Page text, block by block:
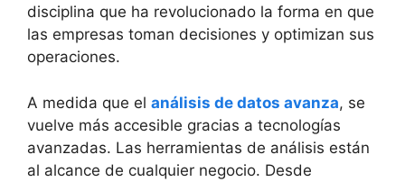
disciplina que ha revolucionado la forma en que
las empresas toman decisiones y optimizan sus
operaciones.
A medida que el análisis de datos avanza, se
vuelve más accesible gracias a tecnologías
avanzadas. Las herramientas de análisis están
al alcance de cualquier negocio. Desde